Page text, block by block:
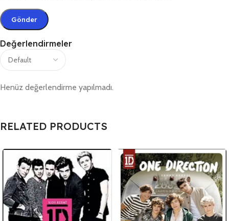
Değerlendirmeler
Henüz değerlendirme yapılmadı.
RELATED PRODUCTS